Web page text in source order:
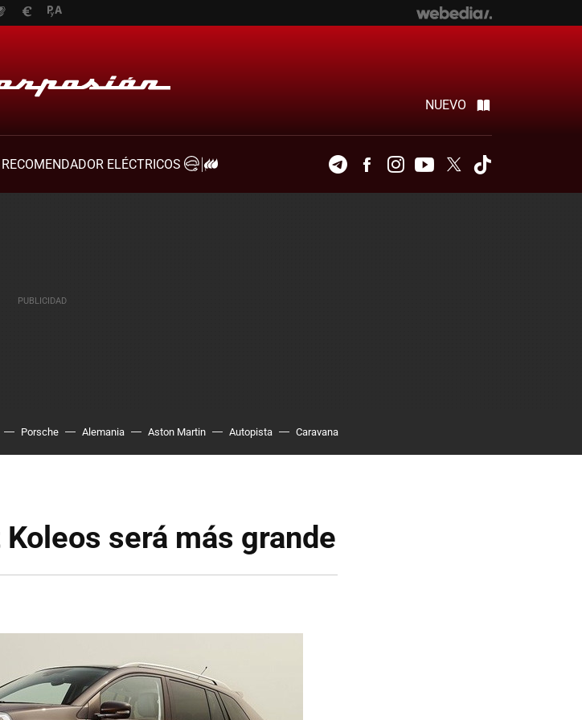
NUEVO
RECOMENDADOR ELÉCTRICOS
TelegramFacebookInstagramYoutubeTwitter
Porsche Alemania Aston Martin Autopista Caravana
será más grande